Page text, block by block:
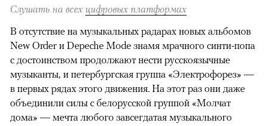
Слушать на всех цифровых платформах
В отсутствие на музыкальных радарах новых альбомов
New Order и Depeche Mode знамя мрачного синти-попа
с достоинством продолжают нести русскоязычные
музыканты, и петербургская группа «Электрофорез» —
в первых рядах этого движения. На этот раз они даже
объединили силы с белорусской группой «Молчат
дома» — мечта любого завсегдатая музыкального